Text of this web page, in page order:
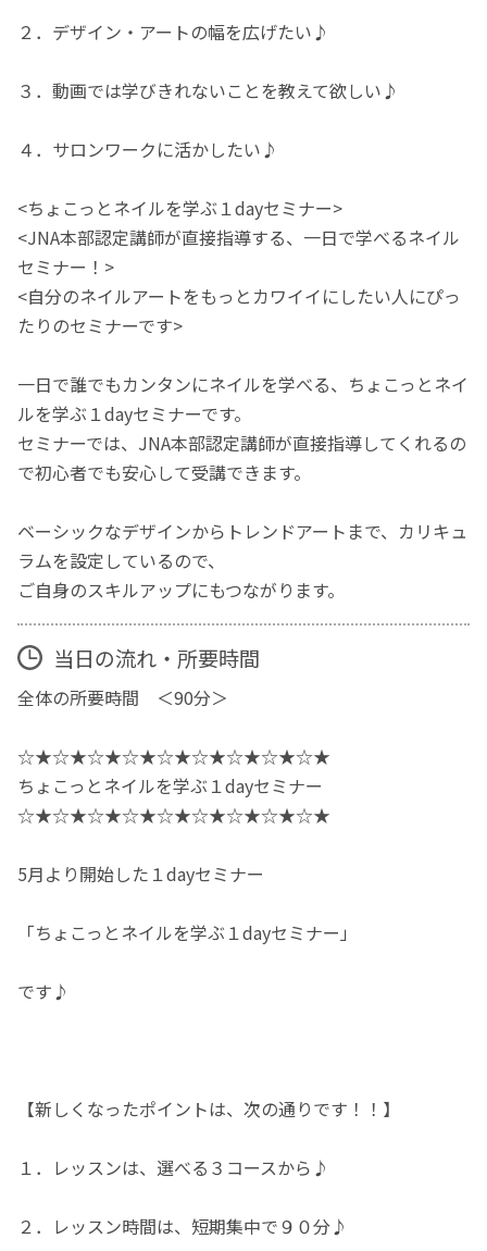
２．デザイン・アートの幅を広げたい♪
３．動画では学びきれないことを教えて欲しい♪
４．サロンワークに活かしたい♪
<ちょこっとネイルを学ぶ１dayセミナー>
<JNA本部認定講師が直接指導する、一日で学べるネイル
セミナー！>
<自分のネイルアートをもっとカワイイにしたい人にぴっ
たりのセミナーです>
一日で誰でもカンタンにネイルを学べる、ちょこっとネイ
ルを学ぶ１dayセミナーです。
セミナーでは、JNA本部認定講師が直接指導してくれるの
で初心者でも安心して受講できます。
ベーシックなデザインからトレンドアートまで、カリキュ
ラムを設定しているので、
ご自身のスキルアップにもつながります。
当日の流れ・所要時間
全体の所要時間 ＜90分＞
☆★☆★☆★☆★☆★☆★☆★☆★☆★
ちょこっとネイルを学ぶ１dayセミナー
☆★☆★☆★☆★☆★☆★☆★☆★☆★
5月より開始した１dayセミナー
「ちょこっとネイルを学ぶ１dayセミナー」
です♪
【新しくなったポイントは、次の通りです！！】
１．レッスンは、選べる３コースから♪
２．レッスン時間は、短期集中で９０分♪